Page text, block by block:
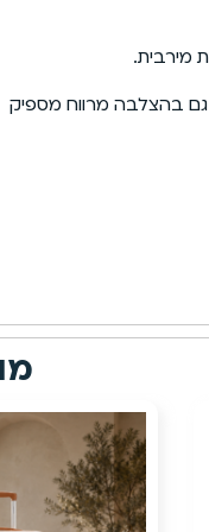
מירבית.
גם בהצלבה מרווח מספיק
הנחה